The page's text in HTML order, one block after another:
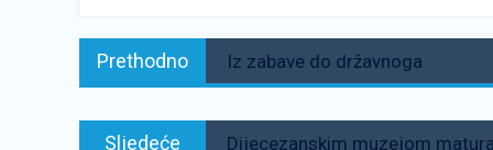
Navigacija
objava
Prethodno Iz zabave do državnoga
Sljedeće Dijecezanskim muzejom